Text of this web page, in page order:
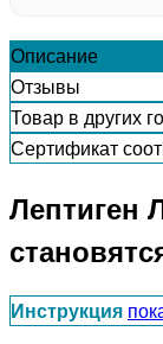
Описание
Отзывы
Товар в других
Сертификат
Лептиген
Инструкция